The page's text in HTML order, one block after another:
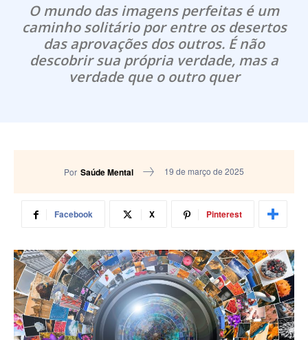
O mundo das imagens perfeitas é um
caminho solitário por entre os desertos
das aprovações dos outros. É não
descobrir sua própria verdade, mas a
verdade que o outro quer
Por Saúde Mental 19 de março de 2025
Facebook X Pinterest